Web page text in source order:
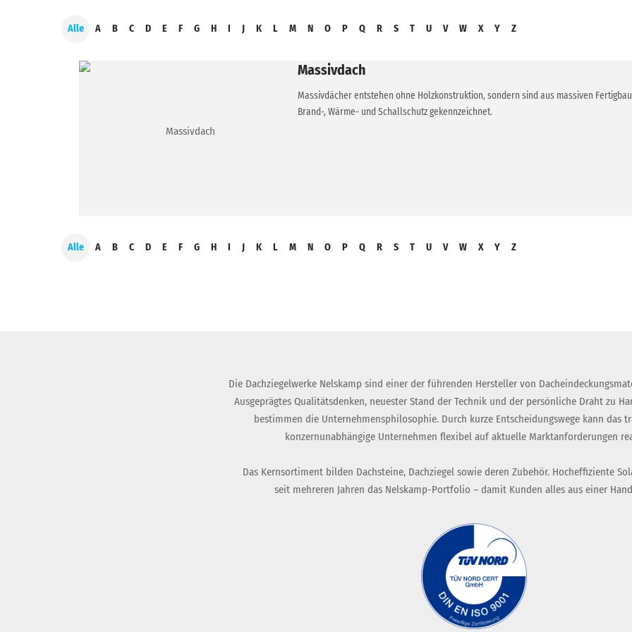
Alle A B C D E F G H I J K L M N O P Q R S T U V W X Y Z
Massivdach
Massivdächer entstehen ohne Holzkonstruktion, sondern sind aus massiven
Brand-, Wärme- und Schallschutz gekennzeichnet.
Alle A B C D E F G H I J K L M N O P Q R S T U V W X Y Z
Die Dachziegelwerke Nelskamp sind einer der führenden Hersteller von
Ausgeprägtes Qualitätsdenken, neuester Stand der Technik und der persönliche Draht zu
bestimmen die Unternehmensphilosophie. Durch kurze Entscheidungswege kann das
konzernunabhängige Unternehmen flexibel auf aktuelle Marktanforderungen
Das Kernsortiment bilden Dachsteine, Dachziegel sowie deren Zubehör. Hocheffiziente
seit mehreren Jahren das Nelskamp-Portfolio – damit Kunden alles aus einer